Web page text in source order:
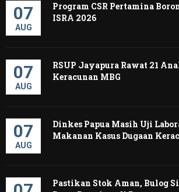
07
AUG
Program CSR Pertamina
ISRA 2026
07
AUG
RSUP Jayapura Rawat 21
Keracunan MBG
07
AUG
Dinkes Papua Masih Uji
Makanan Kasus Dugaan
Pastikan Stok Aman, Bulog